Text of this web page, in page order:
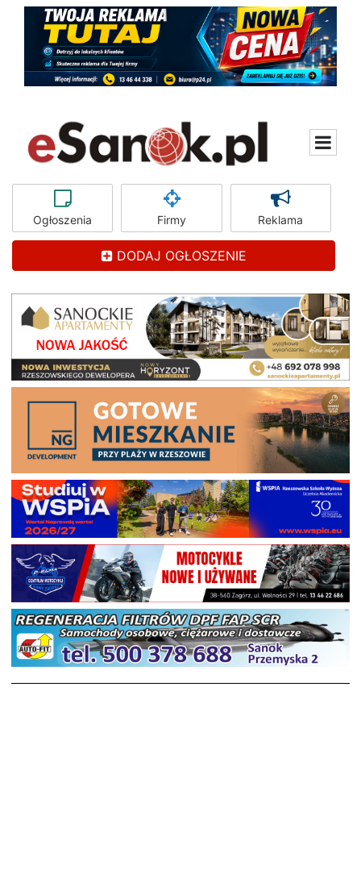
Ogłoszenia Firmy Reklama
DODAJ OGŁOSZENIE